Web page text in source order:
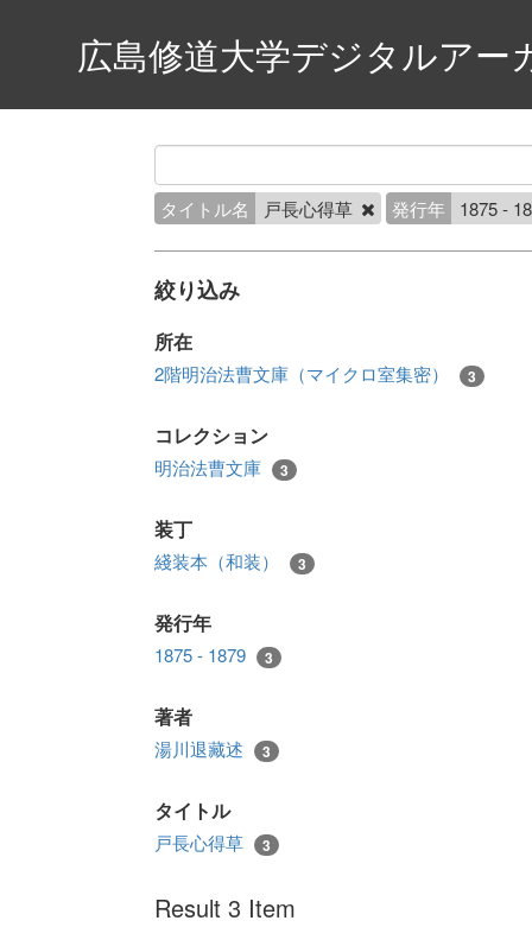
広島修道大学デジタルアー
タイトル名 戸長心得草 発行年 1875 -
絞り込み
所在
2階明治法曹文庫（マイクロ室集密） 3
コレクション
明治法曹文庫 3
装丁
綫装本（和装） 3
発行年
1875 - 1879 3
著者
湯川退藏述 3
タイトル
戸長心得草 3
Result 3 Item